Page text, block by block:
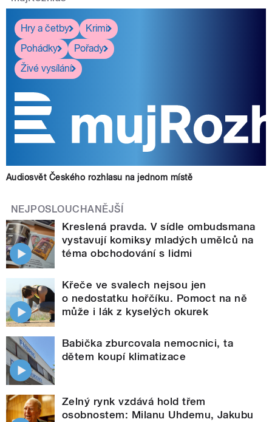
Hry a četby
Krimi
Pohádky
Pořady
Živé vysílání
Audiosvět Českého rozhlasu na jednom místě
NEJPOSLOUCHANĚJŠÍ
Kreslená pravda. V sídle ombudsmana
vystavují komiksy mladých umělců na
téma obchodování s lidmi
Křeče ve svalech nejsou jen
o nedostatku hořčíku. Pomoct na ně
může i lák z kyselých okurek
Babička zburcovala nemocnici, ta
dětem koupí klimatizace
Zelný rynk vzdává hold třem
osobnostem: Milanu Uhdemu, Jakubu